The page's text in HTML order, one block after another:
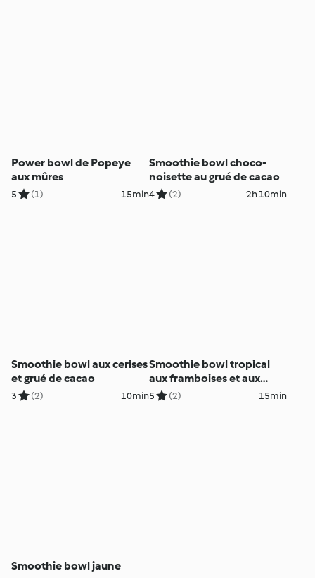
Power bowl de Popeye
aux mûres
5 (1) 15min
Smoothie bowl choco-
noisette au grué de cacao
4 (2) 2h 10min
Smoothie bowl aux cerises
et grué de cacao
3 (2) 10min
Smoothie bowl tropical
aux framboises et aux
graines de chanvre
5 (2) 15min
Smoothie bowl jaune